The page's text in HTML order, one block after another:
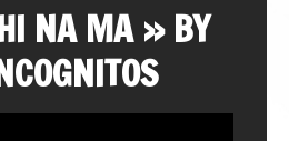
NA MA » BY